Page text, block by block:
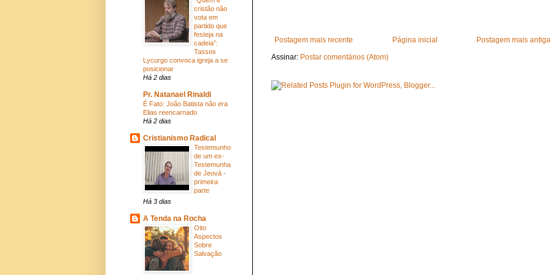
Postagem mais recente Postagem mais antiga
Página inicial
Assinar: Postar comentários (Atom)
cristão não
vota em
partido que
festeja na
cadeia”:
Tassos
Lycurgo convoca igreja a se
posicionar
Há 2 dias
Pr. Natanael Rinaldi
É Fato: João Batista não era
Elias reencarnado
Há 2 dias
Cristianismo Radical
Testemunho
de um ex-
Testemunha
de Jeová -
primeira
parte
Há 3 dias
A Tenda na Rocha
Oito
Aspectos
Sobre
Salvação